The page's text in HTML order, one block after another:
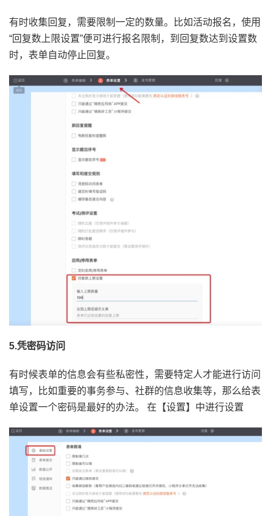
有时收集回复，需要限制一定的数量。比如活动报名，使用
“回复数上限设置”便可进行报名限制，到回复数达到设置数
时，表单自动停止回复。
5.凭密码访问
有时候表单的信息会有些私密性，需要特定人才能进行访问
填写，比如重要的事务参与、社群的信息收集等，那么给表
单设置一个密码是最好的办法。 在【设置】中进行设置